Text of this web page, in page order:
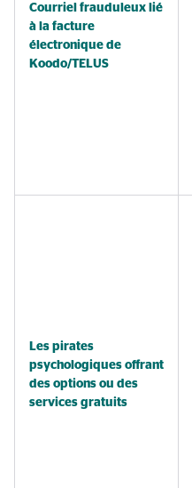
Courriel frauduleux lié
à la facture
électronique de
Koodo/TELUS
Les pirates
psychologiques offrant
des options ou des
services gratuits